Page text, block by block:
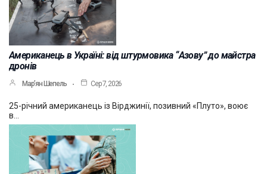
Американець в Україні: від штурмовика “Азову” до майстра
дронів
Мар’ян Шепель Сер 7, 2026
25-річний американець із Вірджинії, позивний «Плуто», воює
в…